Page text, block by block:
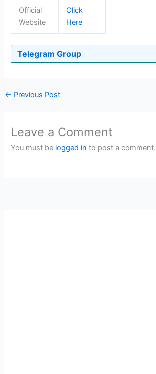
Official
Website
Click
Here
Telegram Group
← Previous Post
Leave a Comment
You must be logged in to post a comment.